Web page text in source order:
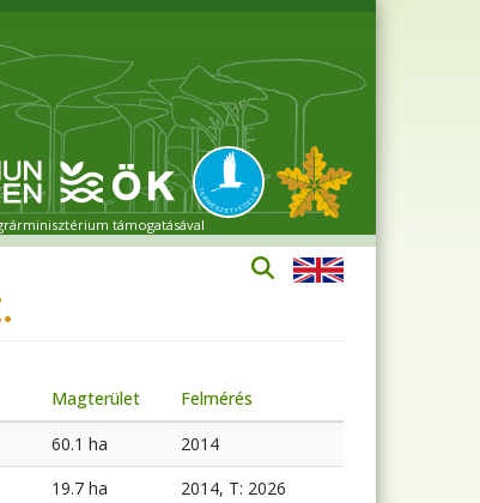
támogatásával
Magterület
Felmérés
60.1 ha
2014
19.7 ha
2014, T: 2026